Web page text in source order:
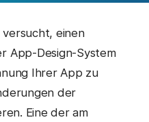
versucht, einen
App-Design-System
Ihrer App zu
der
Eine der am